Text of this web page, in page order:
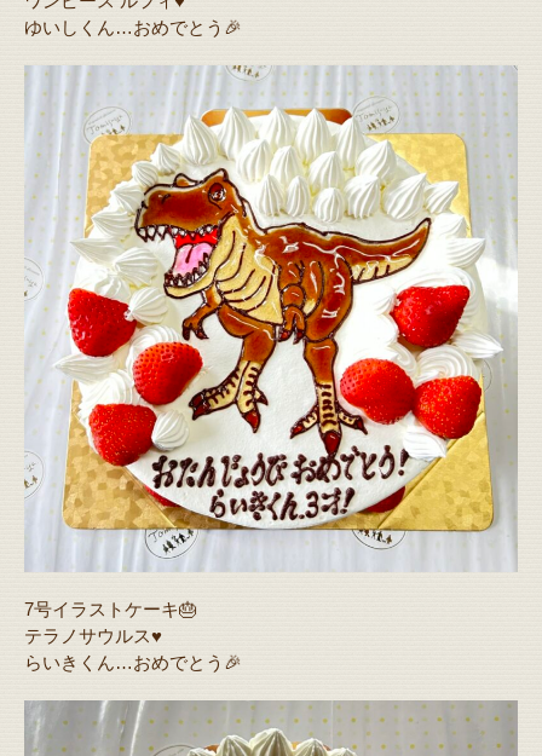
ゆいしくん…おめでとう🎉
7号イラストケーキ🎂
テラノサウルス♥️
らいきくん…おめでとう🎉